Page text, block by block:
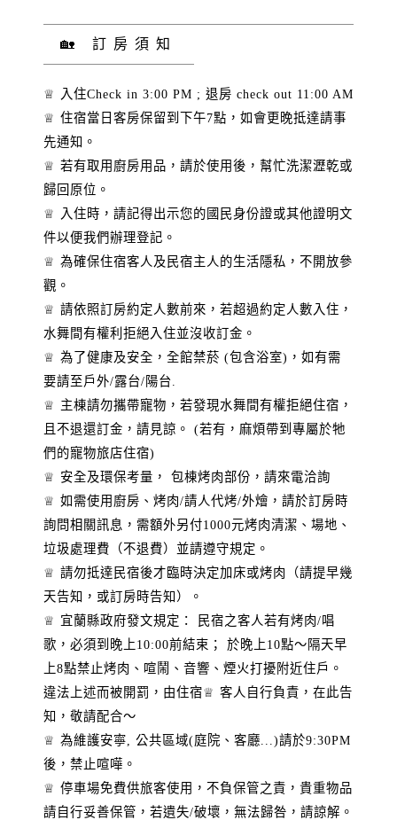
🏡 訂房須知
♕ 入住Check in 3:00 PM ; 退房 check out 11:00 AM
♕ 住宿當日客房保留到下午7點，如會更晚抵達請事
先通知。
♕ 若有取用廚房用品，請於使用後，幫忙洗潔瀝乾或
歸回原位。
♕ 入住時，請記得出示您的國民身份證或其他證明文
件以便我們辦理登記。
♕ 為確保住宿客人及民宿主人的生活隱私，不開放參
觀。
♕ 請依照訂房約定人數前來，若超過約定人數入住，
水舞間有權利拒絕入住並沒收訂金。
♕ 為了健康及安全，全館禁菸 (包含浴室)，如有需
要請至戶外/露台/陽台.
♕ 主棟請勿攜帶寵物，若發現水舞間有權拒絕住宿，
且不退還訂金，請見諒。 (若有，麻煩帶到專屬於牠
們的寵物旅店住宿)
♕ 安全及環保考量， 包棟烤肉部份，請來電洽詢
♕ 如需使用廚房、烤肉/請人代烤/外燴，請於訂房時
詢問相關訊息，需額外另付1000元烤肉清潔、場地、
垃圾處理費（不退費）並請遵守規定。
♕ 請勿抵達民宿後才臨時決定加床或烤肉（請提早幾
天告知，或訂房時告知）。
♕ 宜蘭縣政府發文規定： 民宿之客人若有烤肉/唱
歌，必須到晚上10:00前結束； 於晚上10點～隔天早
上8點禁止烤肉、喧鬧、音響、煙火打擾附近住戶。
違法上述而被開罰，由住宿♕ 客人自行負責，在此告
知，敬請配合～
♕ 為維護安寧, 公共區域(庭院、客廳...)請於9:30PM
後，禁止喧嘩。
♕ 停車場免費供旅客使用，不負保管之責，貴重物品
請自行妥善保管，若遺失/破壞，無法歸咎，請諒解。